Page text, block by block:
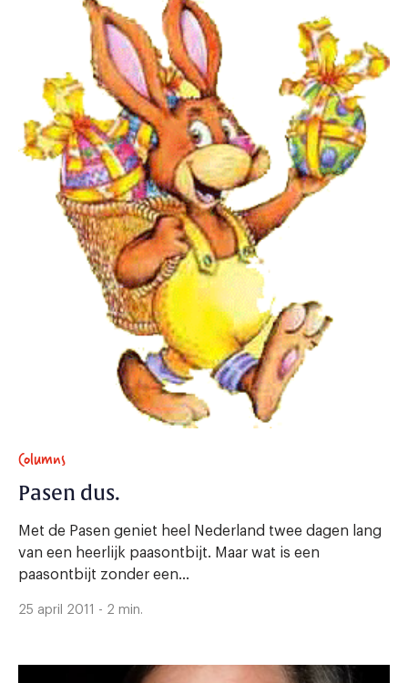
Columns
Pasen dus.
Met de Pasen geniet heel Nederland twee dagen lang
van een heerlijk paasontbijt. Maar wat is een
paasontbijt zonder een...
25 april 2011 - 2 min.